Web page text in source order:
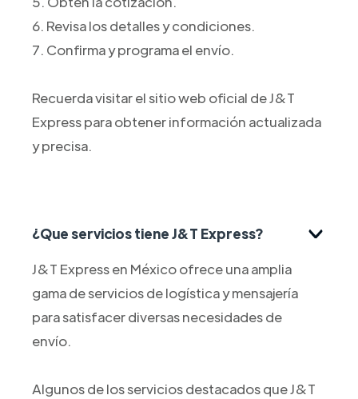
6. Revisa los detalles y condiciones.
7. Confirma y programa el envío.
Recuerda visitar el sitio web oficial de J&T
Express para obtener información actualizada
y precisa.
¿Que servicios tiene J&T Express?
J&T Express en México ofrece una amplia
gama de servicios de logística y mensajería
para satisfacer diversas necesidades de
envío.
Algunos de los servicios destacados que J&T